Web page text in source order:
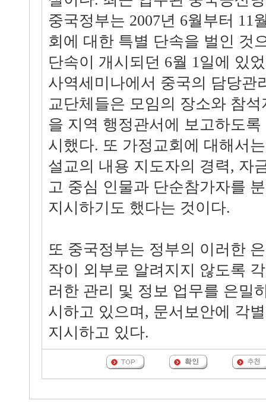
중국정부는 2007년 6월부터 11
회에 대한 특별 단속을 벌인 것
단속이 개시되던 6월 1일에 있
사역세미나에서 중국의 담당관
교단체들은 모임의 장소와 참
을 지역 행정관서에 보고하도
시했다. 또 가정교회에 대해서
설교의 내용 지도자의 경력, 자
고 중심 인물과 단순참가자를
지시하기도 했다는 것이다.
또 중국정부는 정부의 이러한
작이 외부로 알려지지 않도록
러한 관리 및 정보 업무를 은밀
시하고 있으며, 문서보안에 각
지시하고 있다.